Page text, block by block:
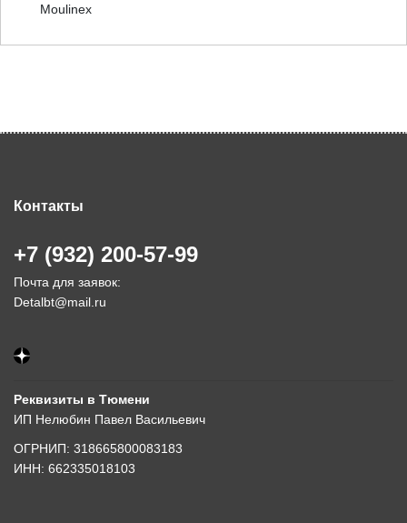
Moulinex
Контакты
+7 (932) 200-57-99
Почта для заявок:
Detalbt@mail.ru
Реквизиты в Тюмени
ИП Нелюбин Павел Васильевич
ОГРНИП: 318665800083183
ИНН: 662335018103